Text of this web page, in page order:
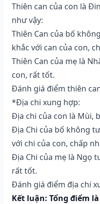
Thiên can của con là
như vậy:
Thiên Can của bố
khắc với can của con,
Thiên Can của mẹ là
con, rất tốt.
Đánh giá điểm thiên
*Địa chi xung hợp:
Địa chi của con là Mùi,
Địa Chi của bố không
với chi của con, chấp
Địa Chi của mẹ là Ngọ
rất tốt.
Đánh giá điểm địa chi
Kết luận: Tổng điểm